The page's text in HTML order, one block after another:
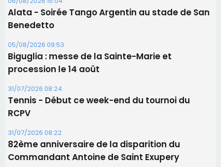
06/08/2026 15:57
Ucciani – Marché des producteurs à Cruculi le
11 août
06/08/2026 15:25
Corte – L’association A Nuciola organise une
projection sous les étoiles
06/08/2026 15:04
Alata - Soirée Tango Argentin au stade de San
Benedetto
05/08/2026 09:53
Biguglia : messe de la Sainte-Marie et
procession le 14 août